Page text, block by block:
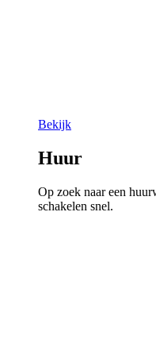
Bekijk
Huur
Op zoek naar een
schakelen snel.